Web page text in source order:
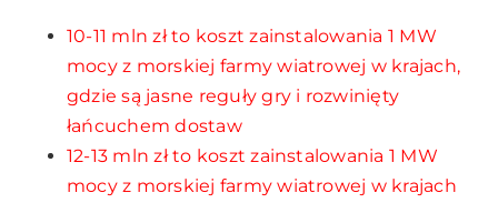
10-11 mln zł to koszt zainstalowania 1 MW
mocy z morskiej farmy wiatrowej w krajach,
gdzie są jasne reguły gry i rozwinięty
łańcuchem dostaw
12-13 mln zł to koszt zainstalowania 1 MW
mocy z morskiej farmy wiatrowej w krajach